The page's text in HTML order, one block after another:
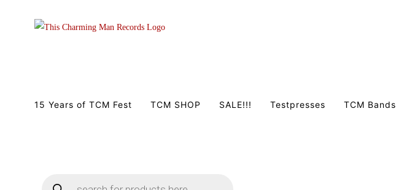
15 Years of TCM Fest TCM SHOP SALE!!! Testpresses TCM Bands
search